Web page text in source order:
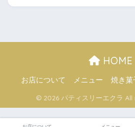
HOME
お店について メニュー 焼き菓
© 2026 パティスリーエクラ